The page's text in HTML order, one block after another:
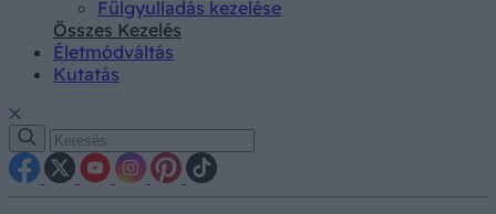
Fülgyulladás kezelése
Összes Kezelés
Életmódváltás
Kutatás